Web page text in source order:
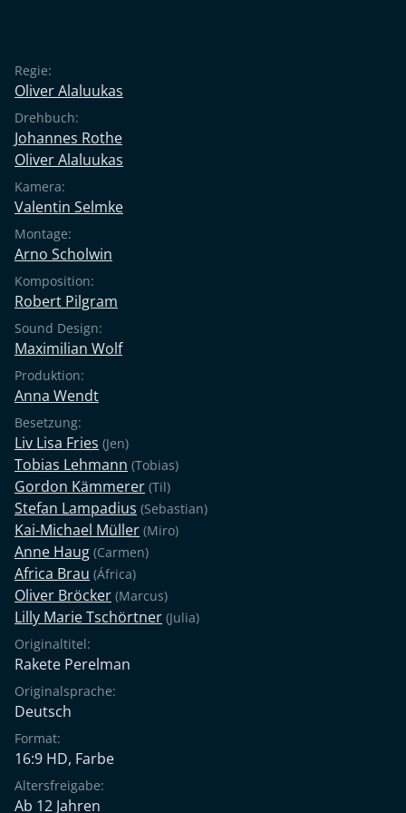
Entwicklung der Rakete Perelman aus der Sicht des
Neuankömmlings nach. (Er) erzählt konventionell, aber
klug von den kleinen Spannungen, die zu großen
Verwerfungen führen können." (Harald Mühlbeyer, in:
Kino-Zeit)
Regie:
Oliver Alaluukas
Drehbuch:
Johannes Rothe
Oliver Alaluukas
Kamera:
Valentin Selmke
Montage:
Arno Scholwin
Komposition:
Robert Pilgram
Sound Design:
Maximilian Wolf
Produktion:
Anna Wendt
Besetzung:
Liv Lisa Fries (Jen)
Tobias Lehmann (Tobias)
Gordon Kämmerer (Til)
Stefan Lampadius (Sebastian)
Kai-Michael Müller (Miro)
Anne Haug (Carmen)
Africa Brau (África)
Oliver Bröcker (Marcus)
Lilly Marie Tschörtner (Julia)
Originaltitel:
Rakete Perelman
Originalsprache:
Deutsch
Format:
16:9 HD, Farbe
Altersfreigabe:
Ab 12 Jahren